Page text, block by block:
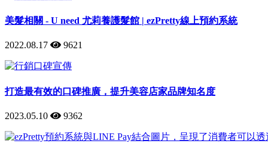
美髮相關 - U need 尤莉養護髮館 | ezPretty線上預約系統
2022.08.17 9621
打造最有效的口碑推廣，提升美容店家品牌知名度
2023.05.10 9362